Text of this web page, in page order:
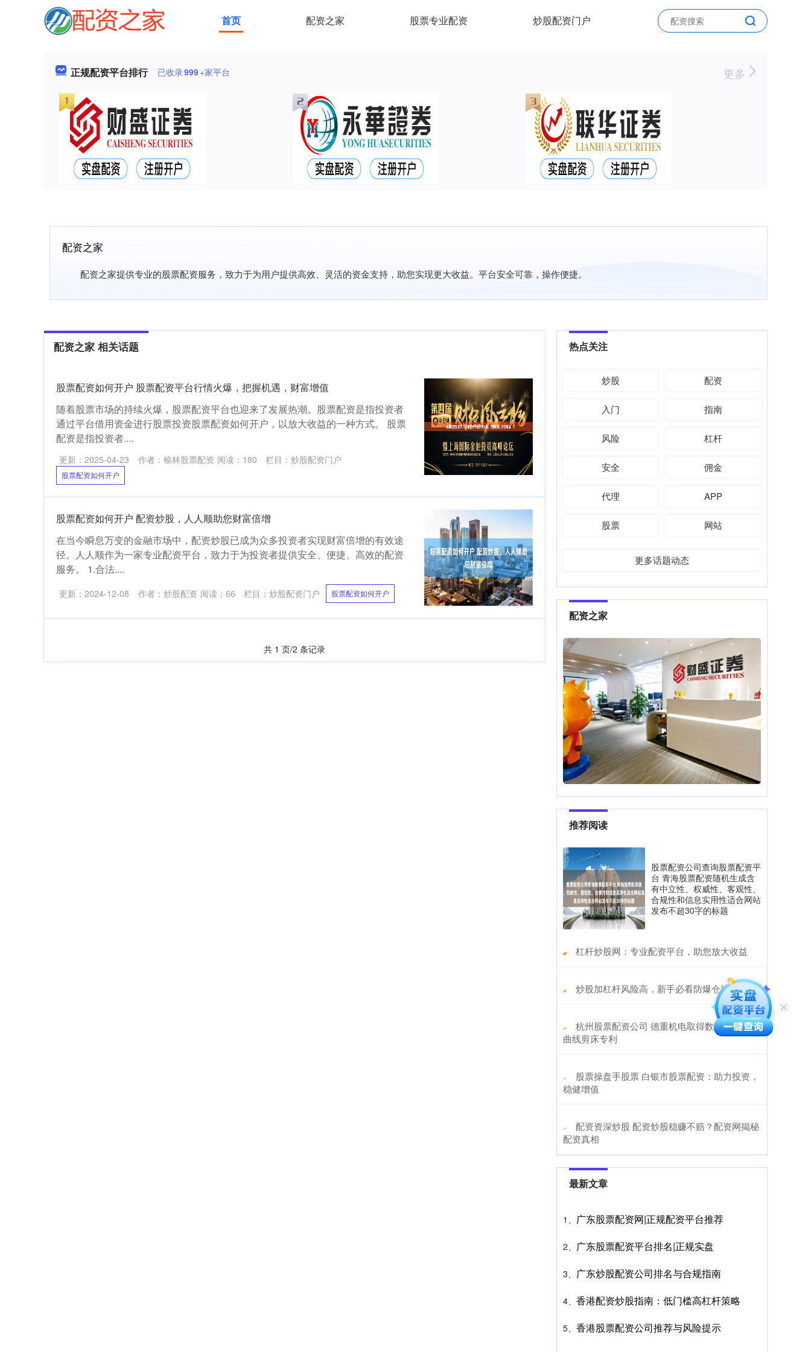
首页 配资之家 股票专业配资 炒股配资门户
正规配资平台排行 已收录999+家平台 更多
配资之家
配资之家提供专业的股票配资服务，致力于为用户提供高效、灵活的资金支持，助您实现更大收益。平台安全可靠，操作便捷。
配资之家 相关话题
股票配资如何开户 股票配资平台行情火爆，把握机遇，财富增值
随着股票市场的持续火爆，股票配资平台也迎来了发展热潮。股票配资是指投资者
通过平台借用资金进行股票投资股票配资如何开户，以放大收益的一种方式。 股票
配资是指投资者....
更新：2025-04-23 作者：榆林股票配资 阅读： 180 栏目： 炒股配资门户
股票配资如何开户
股票配资如何开户 配资炒股，人人顺助您财富倍增
在当今瞬息万变的金融市场中，配资炒股已成为众多投资者实现财富倍增的有效途
径。人人顺作为一家专业配资平台，致力于为投资者提供安全、便捷、高效的配资
服务。 1.合法....
更新：2024-12-08 作者：炒股配资 阅读： 66 栏目： 炒股配资门户 股票配资如何开户
共 1 页/2 条记录
热点关注
炒股 配资
入门 指南
风险 杠杆
安全 佣金
代理 APP
股票 网站
更多话题动态
配资之家
推荐阅读
股票配资公司查询股票配资平
台 青海股票配资随机生成含
有中立性、权威性、客观性、
合规性和信息实用性适合网站
发布不超30字的标题
​杠杆炒股网：专业配资平台，助您放大收益
​炒股加杠杆风险高，新手必看防爆仓指南
​杭州股票配资公司 德重机电取得数控金属薄板
曲线剪床专利
​股票操盘手股票 白银市股票配资：助力投资，
稳健增值
​配资资深炒股 配资炒股稳赚不赔？配资网揭秘
配资真相
最新文章
1、 广东股票配资网|正规配资平台推荐
2、 广东股票配资平台排名|正规实盘
3、 广东炒股配资公司排名与合规指南
4、 香港配资炒股指南：低门槛高杠杆策略
5、 香港股票配资公司推荐与风险提示